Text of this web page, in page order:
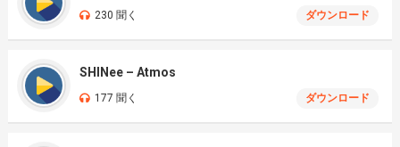
230 聞く ダウンロード
SHINee – Atmos
177 聞く ダウンロード